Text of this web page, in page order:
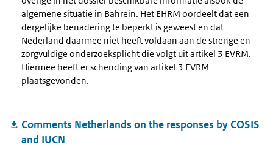
algemene situatie in Bahrein. Het EHRM oordeelt dat een
dergelijke benadering te beperkt is geweest en dat
Nederland daarmee niet heeft voldaan aan de strenge en
zorgvuldige onderzoeksplicht die volgt uit artikel 3 EVRM.
Hiermee heeft er schending van artikel 3 EVRM
plaatsgevonden.
Comments Netherlands on the responses by COSIS
and IUCN